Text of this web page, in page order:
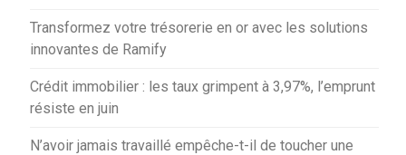
Transformez votre trésorerie en or avec les solutions
innovantes de Ramify
Crédit immobilier : les taux grimpent à 3,97%, l’emprunt
résiste en juin
N’avoir jamais travaillé empêche-t-il de toucher une